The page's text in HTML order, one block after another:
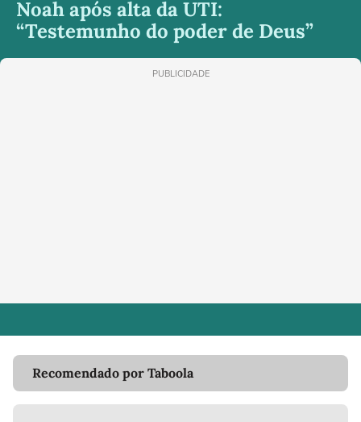
Noah após alta da UTI:
“Testemunho do poder de Deus”
PUBLICIDADE
Recomendado por Taboola